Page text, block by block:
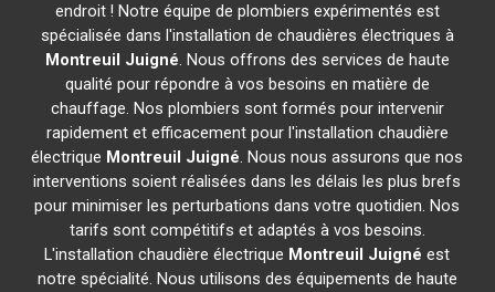
endroit ! Notre équipe de plombiers expérimentés est
spécialisée dans l'installation de chaudières électriques à
Montreuil Juigné. Nous offrons des services de haute
qualité pour répondre à vos besoins en matière de
chauffage. Nos plombiers sont formés pour intervenir
rapidement et efficacement pour l'installation chaudière
électrique Montreuil Juigné. Nous nous assurons que nos
interventions soient réalisées dans les délais les plus brefs
pour minimiser les perturbations dans votre quotidien. Nos
tarifs sont compétitifs et adaptés à vos besoins.
L'installation chaudière électrique Montreuil Juigné est
notre spécialité. Nous utilisons des équipements de haute